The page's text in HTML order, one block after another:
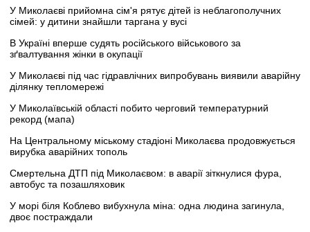
У Миколаєві прийомна сім'я рятує дітей із неблагополучних
сімей: у дитини знайшли таргана у вусі
В Україні вперше судять російського військового за
зґвалтування жінки в окупації
У Миколаєві під час гідравлічних випробувань виявили аварійну
ділянку тепломережі
У Миколаївській області побито черговий температурний
рекорд (мапа)
На Центральному міському стадіоні Миколаєва продовжується
вирубка аварійних тополь
Смертельна ДТП під Миколаєвом: в аварії зіткнулися фура,
автобус та позашляховик
У морі біля Коблево вибухнула міна: одна людина загинула,
двоє постраждали